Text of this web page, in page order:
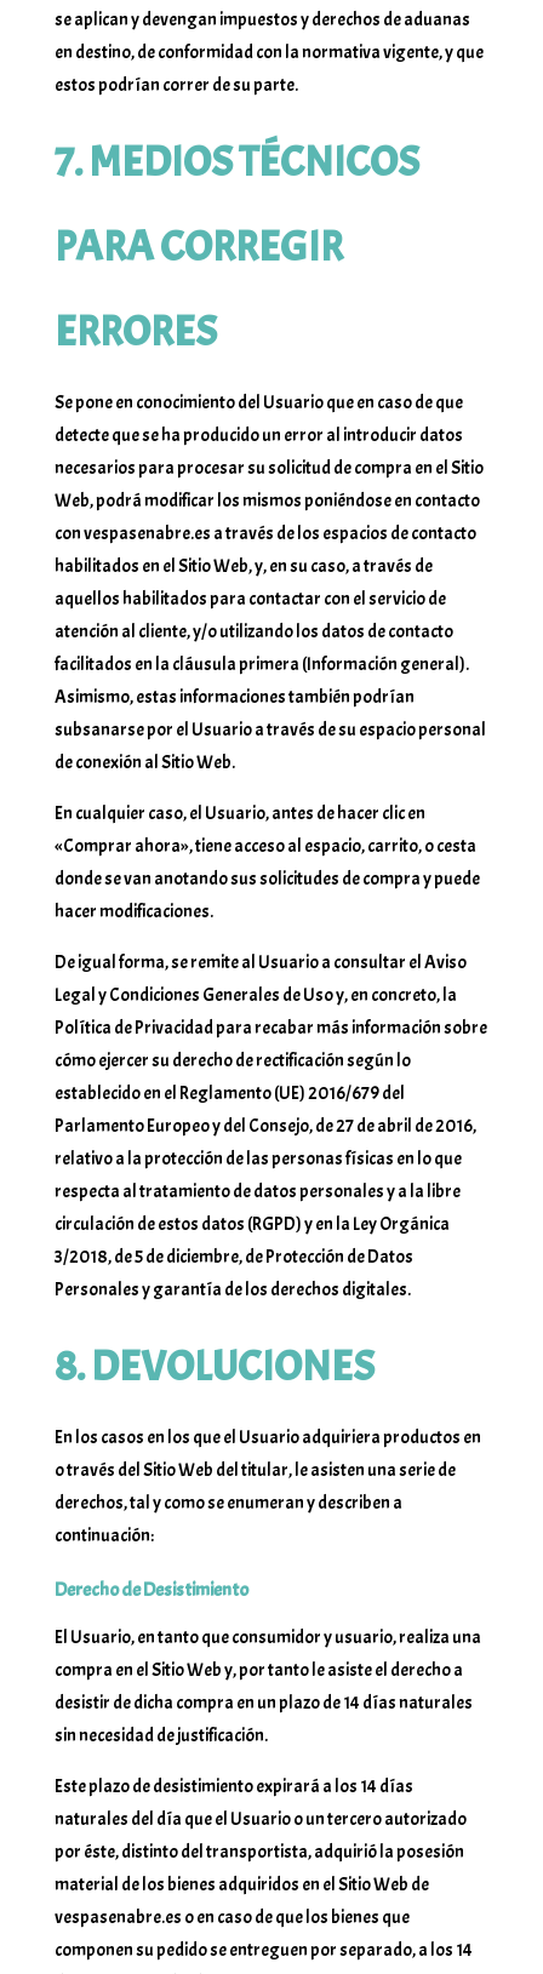
se aplican y devengan impuestos y derechos de aduanas
en destino, de conformidad con la normativa vigente, y que
estos podrían correr de su parte.
7. MEDIOS TÉCNICOS
PARA CORREGIR
ERRORES
Se pone en conocimiento del Usuario que en caso de que
detecte que se ha producido un error al introducir datos
necesarios para procesar su solicitud de compra en el Sitio
Web, podrá modificar los mismos poniéndose en contacto
con vespasenabre.es a través de los espacios de contacto
habilitados en el Sitio Web, y, en su caso, a través de
aquellos habilitados para contactar con el servicio de
atención al cliente, y/o utilizando los datos de contacto
facilitados en la cláusula primera (Información general).
Asimismo, estas informaciones también podrían
subsanarse por el Usuario a través de su espacio personal
de conexión al Sitio Web.
En cualquier caso, el Usuario, antes de hacer clic en
«Comprar ahora», tiene acceso al espacio, carrito, o cesta
donde se van anotando sus solicitudes de compra y puede
hacer modificaciones.
De igual forma, se remite al Usuario a consultar el Aviso
Legal y Condiciones Generales de Uso y, en concreto, la
Política de Privacidad para recabar más información sobre
cómo ejercer su derecho de rectificación según lo
establecido en el Reglamento (UE) 2016/679 del
Parlamento Europeo y del Consejo, de 27 de abril de 2016,
relativo a la protección de las personas físicas en lo que
respecta al tratamiento de datos personales y a la libre
circulación de estos datos (RGPD) y en la Ley Orgánica
3/2018, de 5 de diciembre, de Protección de Datos
Personales y garantía de los derechos digitales.
8. DEVOLUCIONES
En los casos en los que el Usuario adquiriera productos en
o través del Sitio Web del titular, le asisten una serie de
derechos, tal y como se enumeran y describen a
continuación:
Derecho de Desistimiento
El Usuario, en tanto que consumidor y usuario, realiza una
compra en el Sitio Web y, por tanto le asiste el derecho a
desistir de dicha compra en un plazo de 14 días naturales
sin necesidad de justificación.
Este plazo de desistimiento expirará a los 14 días
naturales del día que el Usuario o un tercero autorizado
por éste, distinto del transportista, adquirió la posesión
material de los bienes adquiridos en el Sitio Web de
vespasenabre.es o en caso de que los bienes que
componen su pedido se entreguen por separado, a los 14